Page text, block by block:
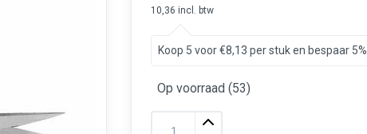
10,36 incl. btw
Koop 5 voor €8,13 per stuk en bespaar 5%
Op voorraad (53)